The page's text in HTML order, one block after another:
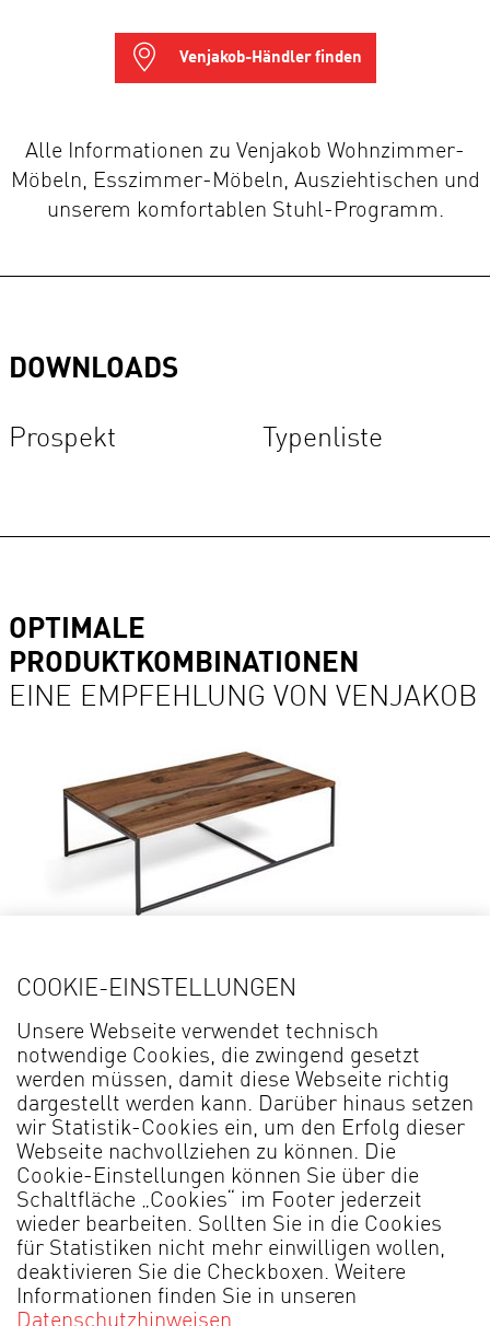
Venjakob-Händler finden
Alle Informationen zu Venjakob Wohnzimmer-
Möbeln, Esszimmer-Möbeln, Ausziehtischen und
unserem komfortablen Stuhl-Programm.
DOWNLOADS
Prospekt Typenliste
OPTIMALE
PRODUKTKOMBINATIONEN
EINE EMPFEHLUNG VON VENJAKOB
MADE IN GERMANY
COOKIE-EINSTELLUNGEN
Unsere Webseite verwendet technisch
notwendige Cookies, die zwingend gesetzt
werden müssen, damit diese Webseite richtig
dargestellt werden kann. Darüber hinaus setzen
wir Statistik-Cookies ein, um den Erfolg dieser
Webseite nachvollziehen zu können. Die
Cookie-Einstellungen können Sie über die
Schaltfläche „Cookies“ im Footer jederzeit
wieder bearbeiten. Sollten Sie in die Cookies
für Statistiken nicht mehr einwilligen wollen,
deaktivieren Sie die Checkboxen. Weitere
Informationen finden Sie in unseren
Datenschutzhinweisen